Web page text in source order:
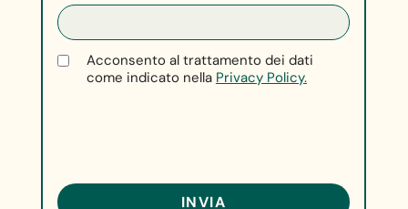
Acconsento al trattamento dei dati
come indicato nella Privacy Policy.